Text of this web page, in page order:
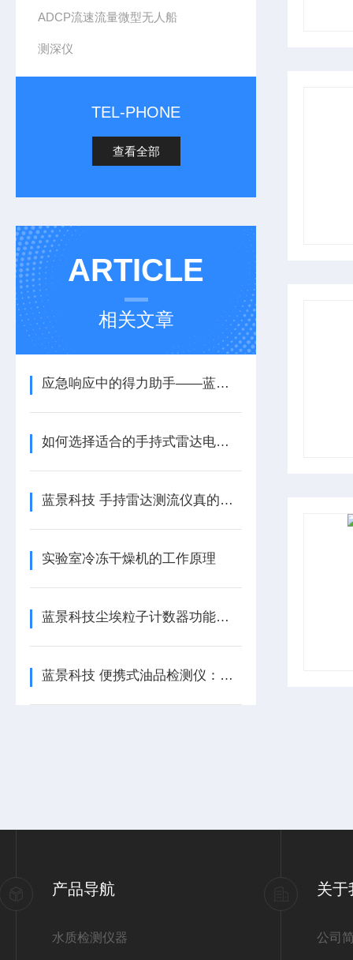
ADCP流速流量微型无人船
测深仪
TEL-PHONE
查看全部
ARTICLE
相关文章
应急响应中的得力助手——蓝景 手持雷达电波流速仪
如何选择适合的手持式雷达电波流速仪 蓝景科技
蓝景科技 手持雷达测流仪真的准吗？实测数据告诉你
实验室冷冻干燥机的工作原理
蓝景科技尘埃粒子计数器功能介绍
蓝景科技 便携式油品检测仪：守护设备健康的智能卫士
产品导航
水质检测仪器
关于
公司